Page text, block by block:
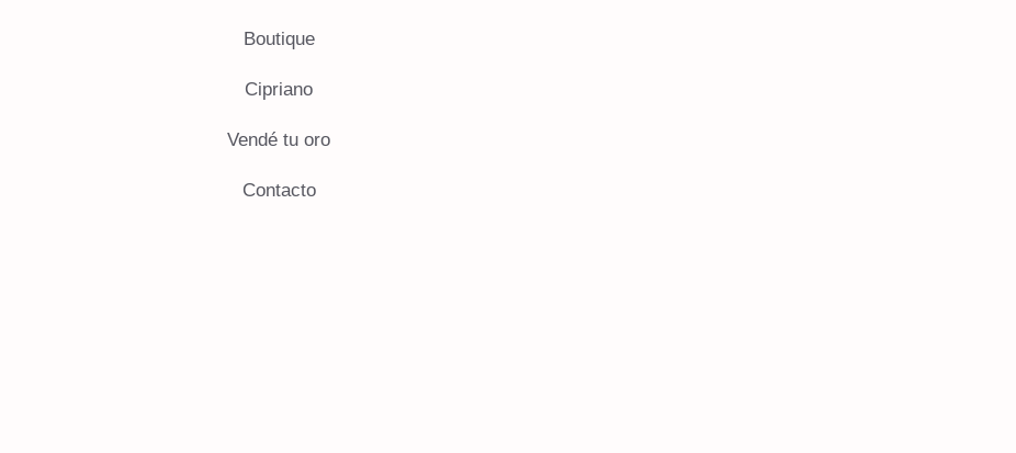
Boutique
Cipriano
Vendé tu oro
Contacto